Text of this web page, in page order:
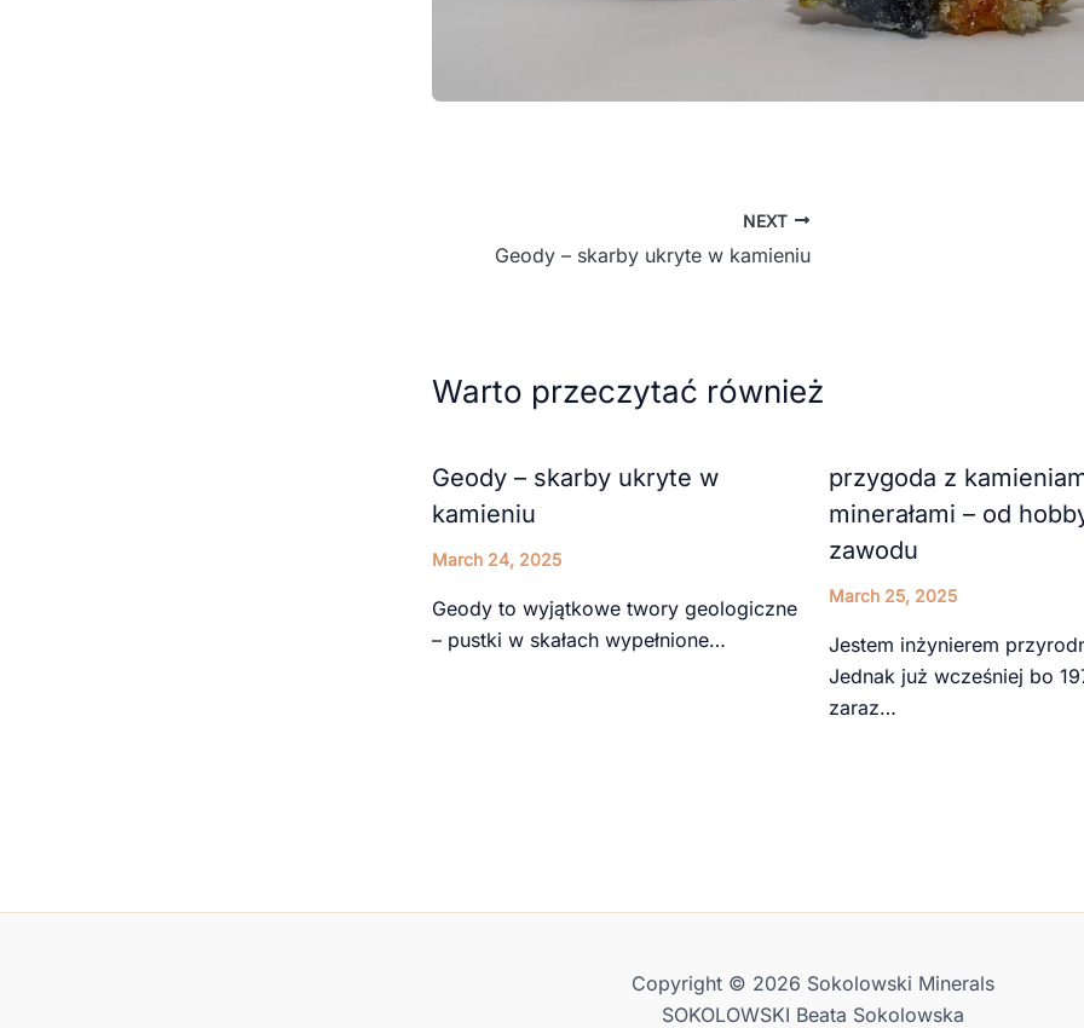
NEXT
Geody – skarby ukryte w kamieniu
Warto przeczytać również
Geody – skarby ukryte w
kamieniu
March 24, 2025
Geody to wyjątkowe twory geologiczne
– pustki w skałach wypełnione…
przygoda z
minerałami – od
zawodu
March 25, 2025
Jestem inżynierem
Jednak już wcześniej bo
zaraz…
Copyright © 2026 Sokolowski Minerals
SOKOLOWSKI Beata Sokolowska